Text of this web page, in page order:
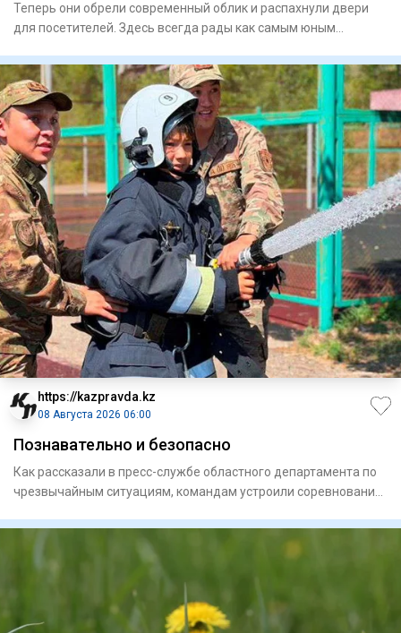
Теперь они обрели современный облик и распахнули двери
для посетителей. Здесь всегда рады как самым юным
https://kazpravda.kz
08 Августа 2026 06:00
Познавательно и безопасно
Как рассказали в пресс-службе областного департамента по
чрезвычайным ситуациям, командам устроили соревнования